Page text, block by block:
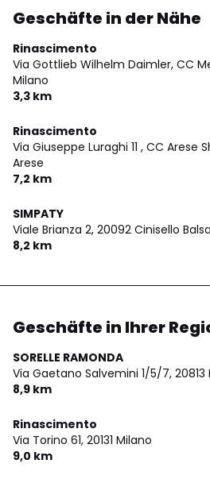
Geschäfte in der Nähe
Rinascimento
Via Gottlieb Wilhelm Daimler, CC
Milano
3,3 km
Rinascimento
Via Giuseppe Luraghi 11 , CC Arese
Arese
7,2 km
SIMPATY
Viale Brianza 2, 20092 Cinisello
8,2 km
Geschäfte in Ihrer
SORELLE RAMONDA
Via Gaetano Salvemini 1/5/7,
8,9 km
Rinascimento
Via Torino 61, 20131 Milano
9,0 km